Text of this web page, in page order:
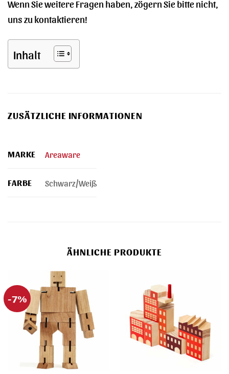
Wenn Sie weitere Fragen haben, zögern Sie bitte nicht,
uns zu kontaktieren!
Inhalt
ZUSÄTZLICHE INFORMATIONEN
MARKE Areaware
FARBE Schwarz/Weiß
ÄHNLICHE PRODUKTE
-7%